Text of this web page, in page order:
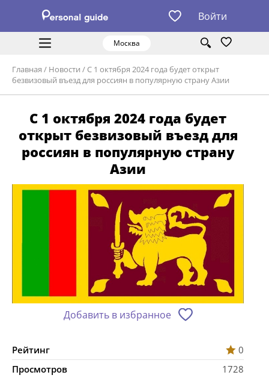
Войти
Москва
Главная / Новости / С 1 октября 2024 года будет открыт
безвизовый въезд для россиян в популярную страну Азии
С 1 октября 2024 года будет
открыт безвизовый въезд для
россиян в популярную страну
Азии
Добавить в избранное
Рейтинг
0
Просмотров
1728